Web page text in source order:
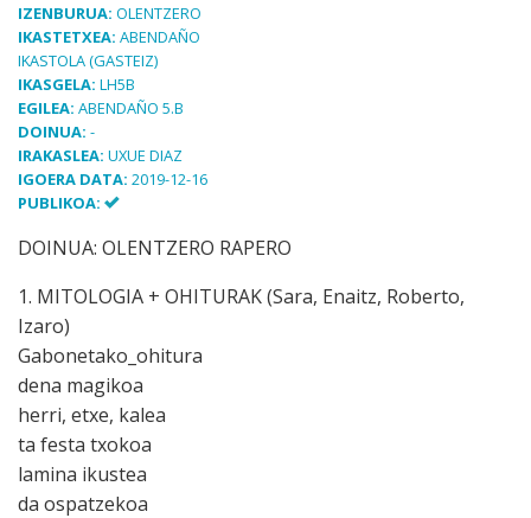
IZENBURUA: OLENTZERO
IKASTETXEA: ABENDAÑO
IKASTOLA (GASTEIZ)
IKASGELA: LH5B
EGILEA: ABENDAÑO 5.B
DOINUA: -
IRAKASLEA: UXUE DIAZ
IGOERA DATA: 2019-12-16
PUBLIKOA:
DOINUA: OLENTZERO RAPERO
1. MITOLOGIA + OHITURAK (Sara, Enaitz, Roberto,
Izaro)
Gabonetako_ohitura
dena magikoa
herri, etxe, kalea
ta festa txokoa
lamina ikustea
da ospatzekoa